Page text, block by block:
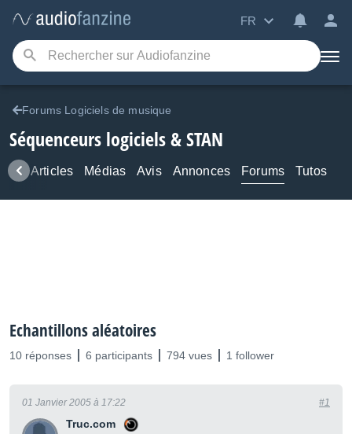
FR
Forums Logiciels de musique
Séquenceurs logiciels & STAN
Articles Médias Avis Annonces Forums Tutos
Echantillons aléatoires
10 réponses 6 participants 794 vues 1 follower
Truc.com
01 Janvier 2005 à 17:22 #1